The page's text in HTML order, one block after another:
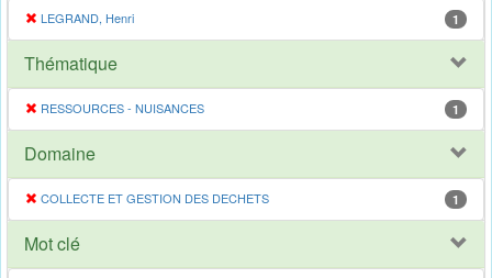
LEGRAND, Henri 1
Thématique
RESSOURCES - NUISANCES 1
Domaine
COLLECTE ET GESTION DES DECHETS 1
Mot clé